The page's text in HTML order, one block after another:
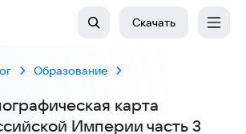
Скачать
Образование
карта
Империи часть 3